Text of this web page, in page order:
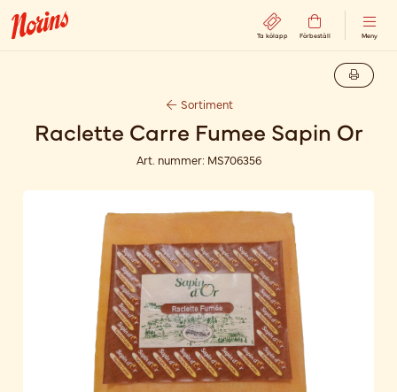
Ta kölapp Förbeställ Meny
Sortiment
Raclette Carre Fumee Sapin Or
Art. nummer: MS706356